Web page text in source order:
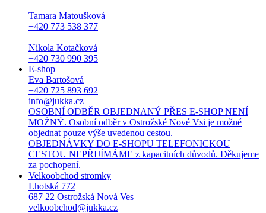
Tamara Matoušková
+420 773 538 377
Nikola Kotačková
+420 730 990 395
E-shop
Eva Bartošová
+420 725 893 692
info@jukka.cz
OSOBNÍ ODBĚR OBJEDNANÝ PŘES E-SHOP NENÍ
MOŽNÝ. Osobní odběr v Ostrožské Nové Vsi je možné
objednat pouze výše uvedenou cestou.
OBJEDNÁVKY DO E-SHOPU TELEFONICKOU
CESTOU NEPŘIJÍMÁME z kapacitních důvodů. Děkujeme
za pochopení.
Velkoobchod stromky
Lhotská 772
687 22 Ostrožská Nová Ves
velkoobchod@jukka.cz